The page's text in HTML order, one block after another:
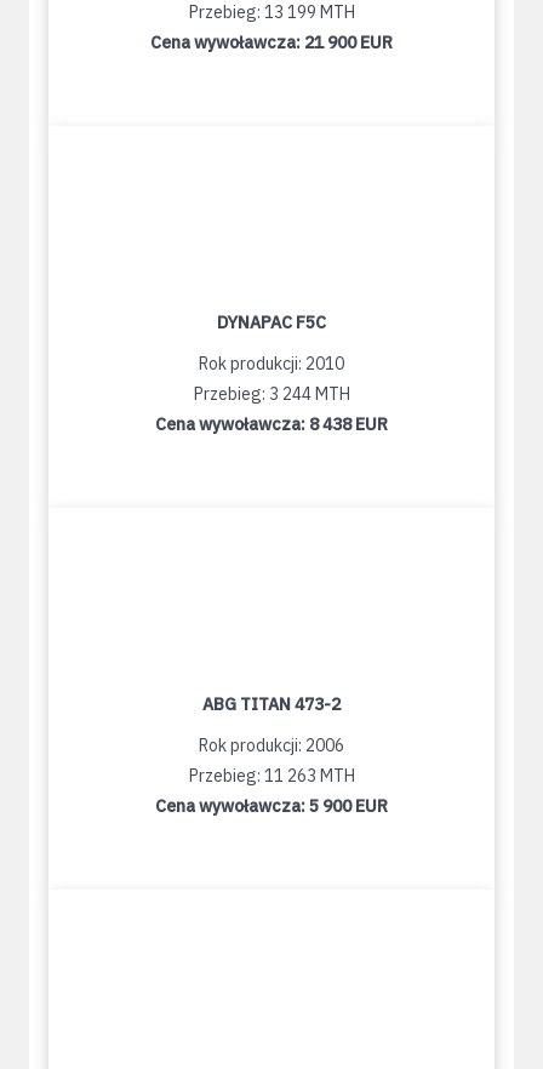
Przebieg: 13 199 MTH
Cena wywoławcza: 21 900 EUR
DYNAPAC F5C
Rok produkcji: 2010
Przebieg: 3 244 MTH
Cena wywoławcza: 8 438 EUR
ABG TITAN 473-2
Rok produkcji: 2006
Przebieg: 11 263 MTH
Cena wywoławcza:5 900 EUR